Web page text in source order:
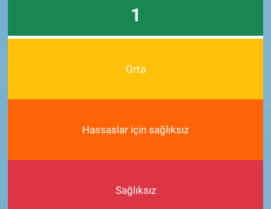
1
Orta
Hassaslar için sağlıksız
Sağlıksız